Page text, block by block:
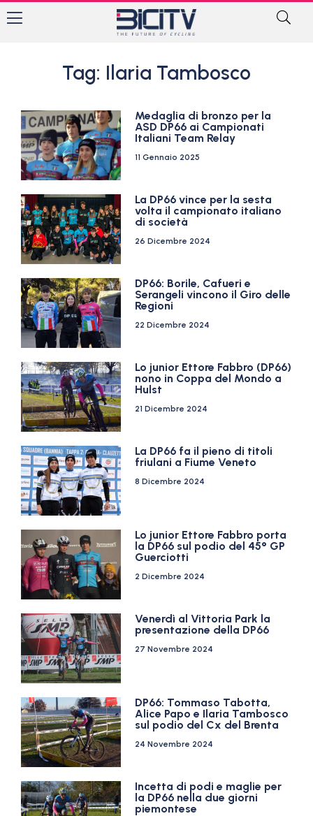
Tag: Ilaria Tambosco
Medaglia di bronzo per la
ASD DP66 ai Campionati
Italiani Team Relay
11 Gennaio 2025
La DP66 vince per la sesta
volta il campionato italiano
di società
26 Dicembre 2024
DP66: Borile, Cafueri e
Serangeli vincono il Giro delle
Regioni
22 Dicembre 2024
Lo junior Ettore Fabbro (DP66)
nono in Coppa del Mondo a
Hulst
21 Dicembre 2024
La DP66 fa il pieno di titoli
friulani a Fiume Veneto
8 Dicembre 2024
Lo junior Ettore Fabbro porta
la DP66 sul podio del 45° GP
Guerciotti
2 Dicembre 2024
Venerdì al Vittoria Park la
presentazione della DP66
27 Novembre 2024
DP66: Tommaso Tabotta,
Alice Papo e Ilaria Tambosco
sul podio del Cx del Brenta
24 Novembre 2024
Incetta di podi e maglie per
la DP66 nella due giorni
piemontese